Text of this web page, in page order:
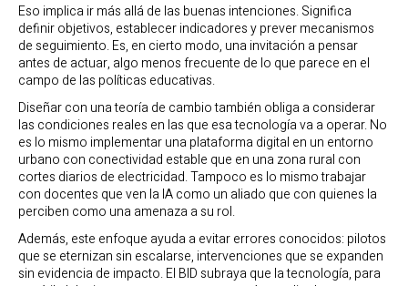
Eso implica ir más allá de las buenas intenciones. Significa
definir objetivos, establecer indicadores y prever mecanismos
de seguimiento. Es, en cierto modo, una invitación a pensar
antes de actuar, algo menos frecuente de lo que parece en el
campo de las políticas educativas.
Diseñar con una teoría de cambio también obliga a considerar
las condiciones reales en las que esa tecnología va a operar. No
es lo mismo implementar una plataforma digital en un entorno
urbano con conectividad estable que en una zona rural con
cortes diarios de electricidad. Tampoco es lo mismo trabajar
con docentes que ven la IA como un aliado que con quienes la
perciben como una amenaza a su rol.
Además, este enfoque ayuda a evitar errores conocidos: pilotos
que se eternizan sin escalarse, intervenciones que se expanden
sin evidencia de impacto. El BID subraya que la tecnología, para